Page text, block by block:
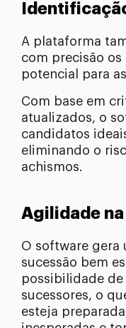
A plataforma
com precisão
potencial para
Com base em
atualizados, o
candidatos
eliminando o
achismos.
Agilidade
O software gera
sucessão bem
possibilidade
sucessores, o
esteja